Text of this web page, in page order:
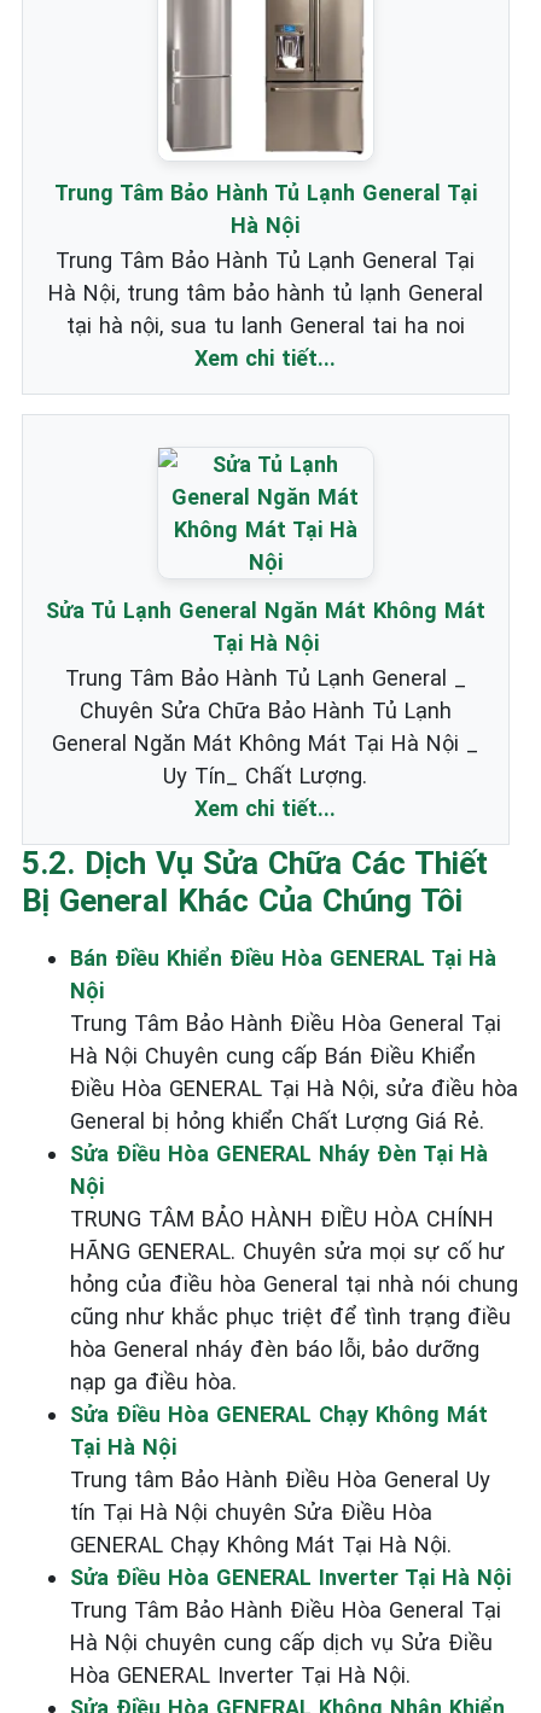
Trung Tâm Bảo Hành Tủ Lạnh General Tại
Hà Nội
Trung Tâm Bảo Hành Tủ Lạnh General Tại
Hà Nội, trung tâm bảo hành tủ lạnh General
tại hà nội, sua tu lanh General tai ha noi
Xem chi tiết...
Sửa Tủ Lạnh General Ngăn Mát Không Mát
Tại Hà Nội
Trung Tâm Bảo Hành Tủ Lạnh General _
Chuyên Sửa Chữa Bảo Hành Tủ Lạnh
General Ngăn Mát Không Mát Tại Hà Nội _
Uy Tín_ Chất Lượng.
Xem chi tiết...
5.2. Dịch Vụ Sửa Chữa Các Thiết
Bị General Khác Của Chúng Tôi
Bán Điều Khiển Điều Hòa GENERAL Tại Hà
Nội
Trung Tâm Bảo Hành Điều Hòa General Tại
Hà Nội Chuyên cung cấp Bán Điều Khiển
Điều Hòa GENERAL Tại Hà Nội, sửa điều hòa
General bị hỏng khiển Chất Lượng Giá Rẻ.
Sửa Điều Hòa GENERAL Nháy Đèn Tại Hà
Nội
TRUNG TÂM BẢO HÀNH ĐIỀU HÒA CHÍNH
HÃNG GENERAL. Chuyên sửa mọi sự cố hư
hỏng của điều hòa General tại nhà nói chung
cũng như khắc phục triệt để tình trạng điều
hòa General nháy đèn báo lỗi, bảo dưỡng
nạp ga điều hòa.
Sửa Điều Hòa GENERAL Chạy Không Mát
Tại Hà Nội
Trung tâm Bảo Hành Điều Hòa General Uy
tín Tại Hà Nội chuyên Sửa Điều Hòa
GENERAL Chạy Không Mát Tại Hà Nội.
Sửa Điều Hòa GENERAL Inverter Tại Hà Nội
Trung Tâm Bảo Hành Điều Hòa General Tại
Hà Nội chuyên cung cấp dịch vụ Sửa Điều
Hòa GENERAL Inverter Tại Hà Nội.